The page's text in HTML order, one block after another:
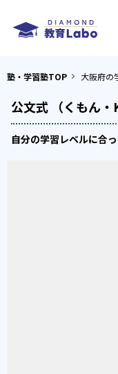
塾・学習塾TOP 大阪府の
公文式 （くもん
自分の学習レベルに合